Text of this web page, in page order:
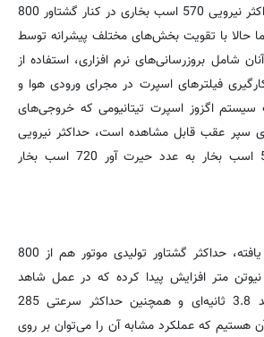
حالت استاندارد خود حداکثر نیرویی 570 اسب بخاری در کنار گشتاور 800
حالا با تقویت بخش‌های مختلف پیشرانه توسط
شامل بروزرسانی‌های نرم افزاری، استفاده از
فیلترهای اسپرت در مجرای ورودی هوا و
اگزوز اسپرت تیتانیومی که خروجی‌های
سپر عقب قابل مشاهده است، حداکثر نیرویی
تولیدی موتور را از 570 اسب بخار به عدد حیرت آور 720 اسب بخار
علاوه بر قدرت افزایش یافته، حداکثر گشتاور تولیدی موتور هم از 800
نیوتن متر به مرز 920 نیوتن متر افزایش پیدا کرده که در عمل شاهد
ثبت شتاب صفر تا صد 3.8 ثانیه‌ای و همچنین حداکثر سرعتی 285
هستیم که عملکرد مشابه آن را می‌توان بر روی